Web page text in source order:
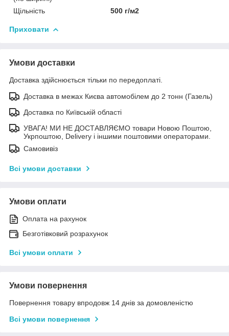
Щільність 500 г/м2
Приховати
Умови доставки
Доставка здійснюється тільки по передоплаті.
Доставка в межах Києва автомобілем до 2 тонн (Газель)
Доставка по Київській області
УВАГА! МИ НЕ ДОСТАВЛЯЄМО товари Новою Поштою,
Укрпоштою, Delivery і іншими поштовими операторами.
Самовивіз
Всі умови доставки
Умови оплати
Оплата на рахунок
Безготівковий розрахунок
Всі умови оплати
Умови повернення
Повернення товару впродовж 14 днів за домовленістю
Всі умови повернення